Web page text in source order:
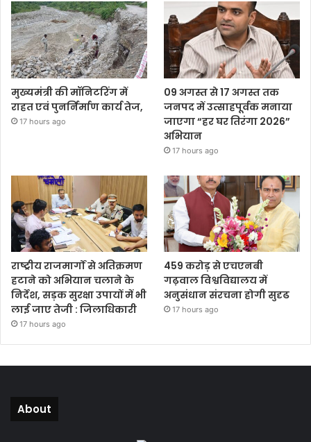
मुख्यमंत्री की मॉनिटरिंग में
राहत एवं पुनर्निर्माण कार्य तेज,
17 hours ago
09 अगस्त से 17 अगस्त तक
जनपद में उत्साहपूर्वक मनाया
जाएगा “हर घर तिरंगा 2026”
अभियान
17 hours ago
राष्ट्रीय राजमार्गों से अतिक्रमण
हटाने को अभियान चलाने के
निर्देश, सड़क सुरक्षा उपायों में भी
लाई जाए तेजी : जिलाधिकारी
17 hours ago
459 करोड़ से एचएनबी
गढ़वाल विश्वविद्यालय में
अनुसंधान संरचना होगी सुदृढ
17 hours ago
About